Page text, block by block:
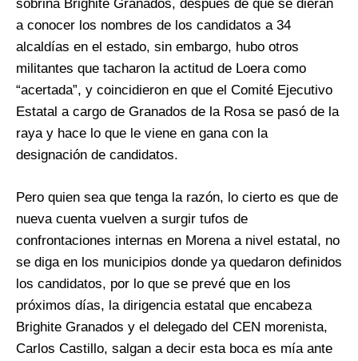
sobrina Brighite Granados, después de que se dieran
a conocer los nombres de los candidatos a 34
alcaldías en el estado, sin embargo, hubo otros
militantes que tacharon la actitud de Loera como
“acertada”, y coincidieron en que el Comité Ejecutivo
Estatal a cargo de Granados de la Rosa se pasó de la
raya y hace lo que le viene en gana con la
designación de candidatos.
Pero quien sea que tenga la razón, lo cierto es que de
nueva cuenta vuelven a surgir tufos de
confrontaciones internas en Morena a nivel estatal, no
se diga en los municipios donde ya quedaron definidos
los candidatos, por lo que se prevé que en los
próximos días, la dirigencia estatal que encabeza
Brighite Granados y el delegado del CEN morenista,
Carlos Castillo, salgan a decir esta boca es mía ante